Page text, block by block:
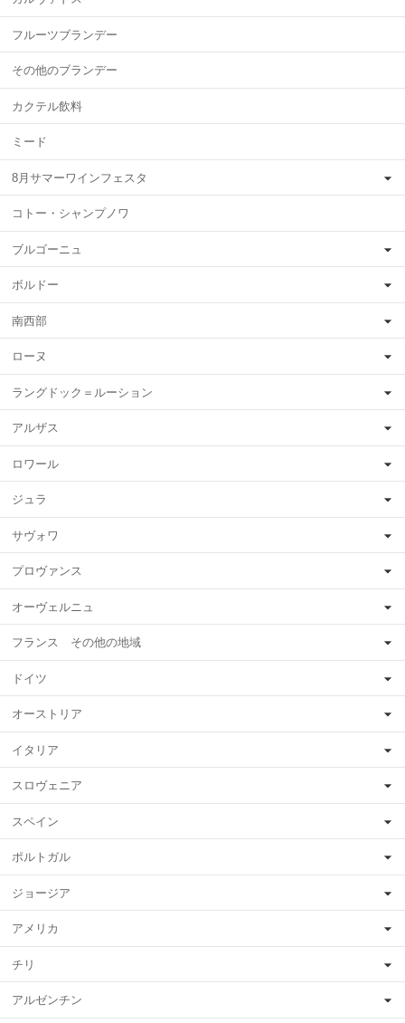
フルーツブランデー
その他のブランデー
カクテル飲料
ミード
8月サマーワインフェスタ
コトー・シャンプノワ
ブルゴーニュ
ボルドー
南西部
ローヌ
ラングドック＝ルーション
アルザス
ロワール
ジュラ
サヴォワ
プロヴァンス
オーヴェルニュ
フランス その他の地域
ドイツ
オーストリア
イタリア
スロヴェニア
スペイン
ポルトガル
ジョージア
アメリカ
チリ
アルゼンチン